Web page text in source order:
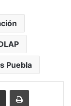
Puebla
Share via Email Print